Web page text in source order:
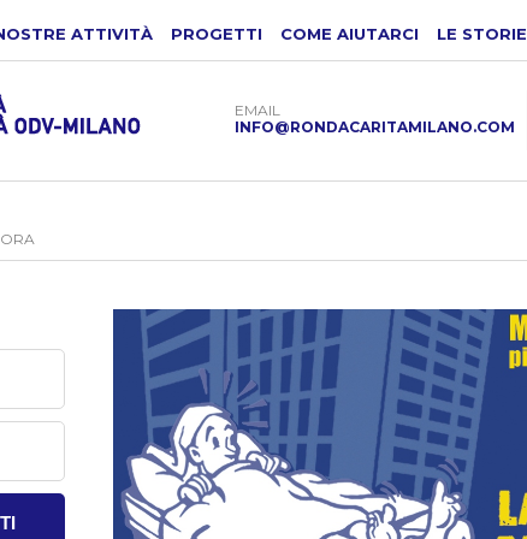
ATTIVITÀ PROGETTI COME AIUTARCI LE STORIE
EMAIL
INFO@RONDACARITAMILANO.COM